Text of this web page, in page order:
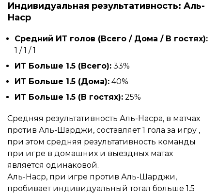
Индивидуальная результативность: Аль-
Наср
Средний ИТ голов (Всего / Дома / В гостях):
1 / 1 / 1
ИТ Больше 1.5 (Всего): 33%
ИТ Больше 1.5 (Дома): 40%
ИТ Больше 1.5 (В гостях): 25%
Средняя результативность Аль-Насра, в матчах
против Аль-Шарджи, составляет 1 гола за игру ,
при этом средняя результативность команды
при игре в домашних и выездных матах
является одинаковой.
Аль-Наср, при игре против Аль-Шарджи,
пробивает индивидуальный тотал больше 1.5